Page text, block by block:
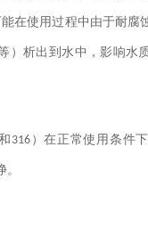
在使用过程中由于耐腐
）析出到水中，影响水
316）在正常使用条件